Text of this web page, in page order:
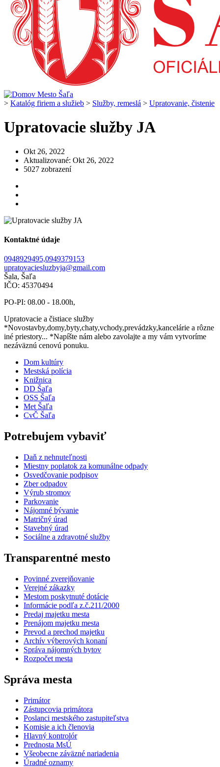
> Katalóg firiem a služieb > Služby, remeslá > Upratovanie, čistenie
Upratovacie služby JA
Okt 26, 2022
Aktualizované: Okt 26, 2022
5027 zobrazení
Kontaktné údaje
0948929495,0949379153
upratovaciesluzbyja@gmail.com
Šala, Šaľa
IČO: 45370494
PO-PI: 08.00 - 18.00h,
Upratovacie a čistiace služby
*Novostavby,domy,byty,chaty,vchody,prevádzky,kancelárie a rôzne
iné priestory... *Napíšte nám alebo zavolajte a my vám vytvoríme
nezáväznú cenovú ponuku.
Dom kultúry
Mestská polícia
Knižnica
DD Šaľa
OSS Šaľa
Met Šaľa
CvČ Šaľa
Potrebujem vybaviť
Daň z nehnuteľnosti
Miestny poplatok za komunálne odpady
Osvedčovanie podpisov
Zber odpadov
Výrub stromov
Parkovanie
Nájomné bývanie
Matričný úrad
Stavebný úrad
Sociálne a zdravotné služby
Transparentné mesto
Povinné zverejňovanie
Verejné zákazky
Mestom poskytnuté dotácie
Informácie podľa z.č.211/2000
Predaj majetku mesta
Prenájom majetku mesta
Prevod a prechod majetku
Archív výberových konaní
Správa nájomných bytov
Rozpočet mesta
Správa mesta
Primátor
Zástupcovia primátora
Poslanci mestského zastupiteľstva
Komisie a ich členovia
Hlavný kontrolór
Prednosta MsÚ
Všeobecne záväzné nariadenia
Úradné oznamy